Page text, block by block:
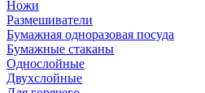
Ножи
Размешиватели
Бумажная одноразовая посуда
Бумажные стаканы
Однослойные
Двухслойные